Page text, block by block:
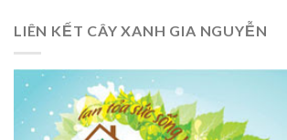
LIÊN KẾT CÂY XANH GIA NGUYỄN